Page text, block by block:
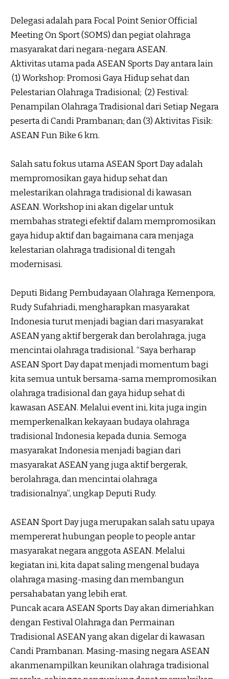
Delegasi adalah para Focal Point Senior Official
Meeting On Sport (SOMS) dan pegiat olahraga
masyarakat dari negara-negara ASEAN.
Aktivitas utama pada ASEAN Sports Day antara lain
(1) Workshop: Promosi Gaya Hidup sehat dan
Pelestarian Olahraga Tradisional; (2) Festival:
Penampilan Olahraga Tradisional dari Setiap Negara
peserta di Candi Prambanan; dan (3) Aktivitas Fisik:
ASEAN Fun Bike 6 km.
Salah satu fokus utama ASEAN Sport Day adalah
mempromosikan gaya hidup sehat dan
melestarikan olahraga tradisional di kawasan
ASEAN. Workshop ini akan digelar untuk
membahas strategi efektif dalam mempromosikan
gaya hidup aktif dan bagaimana cara menjaga
kelestarian olahraga tradisional di tengah
modernisasi.
Deputi Bidang Pembudayaan Olahraga Kemenpora,
Rudy Sufahriadi, mengharapkan masyarakat
Indonesia turut menjadi bagian dari masyarakat
ASEAN yang aktif bergerak dan berolahraga, juga
mencintai olahraga tradisional. “Saya berharap
ASEAN Sport Day dapat menjadi momentum bagi
kita semua untuk bersama-sama mempromosikan
olahraga tradisional dan gaya hidup sehat di
kawasan ASEAN. Melalui event ini, kita juga ingin
memperkenalkan kekayaan budaya olahraga
tradisional Indonesia kepada dunia. Semoga
masyarakat Indonesia menjadi bagian dari
masyarakat ASEAN yang juga aktif bergerak,
berolahraga, dan mencintai olahraga
tradisionalnya”, ungkap Deputi Rudy.
ASEAN Sport Day juga merupakan salah satu upaya
mempererat hubungan people to people antar
masyarakat negara anggota ASEAN. Melalui
kegiatan ini, kita dapat saling mengenal budaya
olahraga masing-masing dan membangun
persahabatan yang lebih erat.
Puncak acara ASEAN Sports Day akan dimeriahkan
dengan Festival Olahraga dan Permainan
Tradisional ASEAN yang akan digelar di kawasan
Candi Prambanan. Masing-masing negara ASEAN
akanmenampilkan keunikan olahraga tradisional